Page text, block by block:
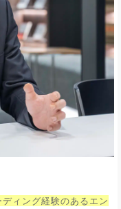
ィング経験のあるエン